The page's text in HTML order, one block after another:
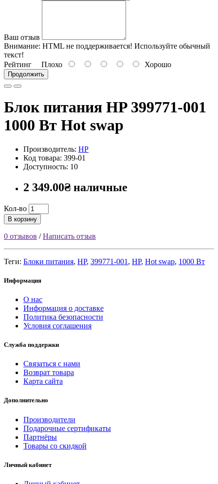
Ваш отзыв
Внимание: HTML не поддерживается! Используйте обычный
текст!
Рейтинг Плохо Хорошо
Продолжить
Блок питания HP 399771-001
1000 Вт Hot swap
Производитель: HP
Код товара: 399-01
Доступность: 10
2 349.00₴ наличные
Кол-во
В корзину
0 отзывов /Написать отзыв
Теги: Блоки питания, HP, 399771-001 , HP, Hot swap, 1000 Вт
Информация
О нас
Информация о доставке
Политика безопасности
Условия соглашения
Служба поддержки
Связаться с нами
Возврат товара
Карта сайта
Дополнительно
Производители
Подарочные сертификаты
Партнёры
Товары со скидкой
Личный кабинет